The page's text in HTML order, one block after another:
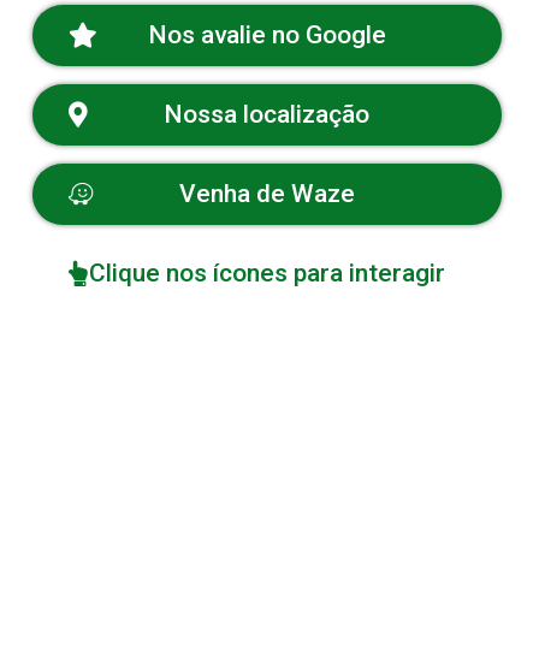
Nos avalie no Google
Nossa localização
Venha de Waze
Clique nos ícones para interagir